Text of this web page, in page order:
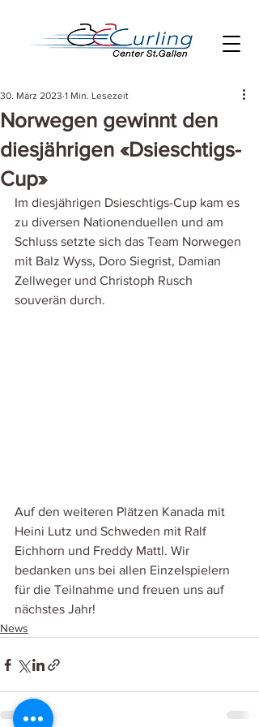
Norwegen gewinnt den
diesjährigen «Dsieschtigs-
Cup»
30. März 2023 1 Min. Lesezeit
Im diesjährigen Dsieschtigs-Cup kam es
zu diversen Nationenduellen und am
Schluss setzte sich das Team Norwegen
mit Balz Wyss, Doro Siegrist, Damian
Zellweger und Christoph Rusch
souverän durch.
Auf den weiteren Plätzen Kanada mit
Heini Lutz und Schweden mit Ralf
Eichhorn und Freddy Mattl. Wir
bedanken uns bei allen Einzelspielern
für die Teilnahme und freuen uns auf
nächstes Jahr!
News